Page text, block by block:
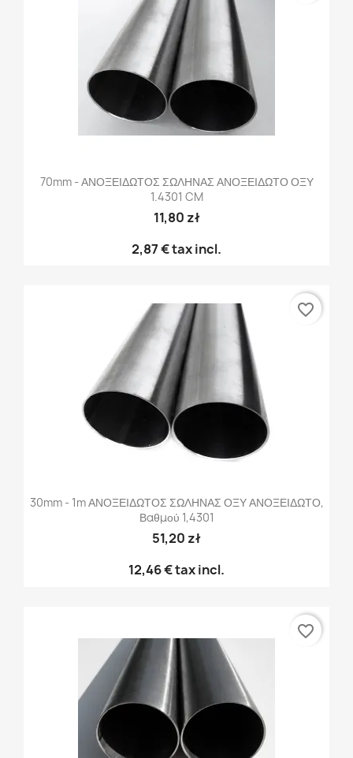
70mm - ΑΝΟΞΕΙΔΩΤΟΣ ΣΩΛΗΝΑΣ ΑΝΟΞΕΙΔΩΤΟ ΟΞΥ
1.4301 CM
11,80 zł
2,87 €tax incl.
30mm - 1m ΑΝΟΞΕΙΔΩΤΟΣ ΣΩΛΗΝΑΣ ΟΞΥ ΑΝΟΞΕΙΔΩΤΟ,
Βαθμού 1,4301
51,20 zł
12,46 €tax incl.
favorite_border
favorite_border